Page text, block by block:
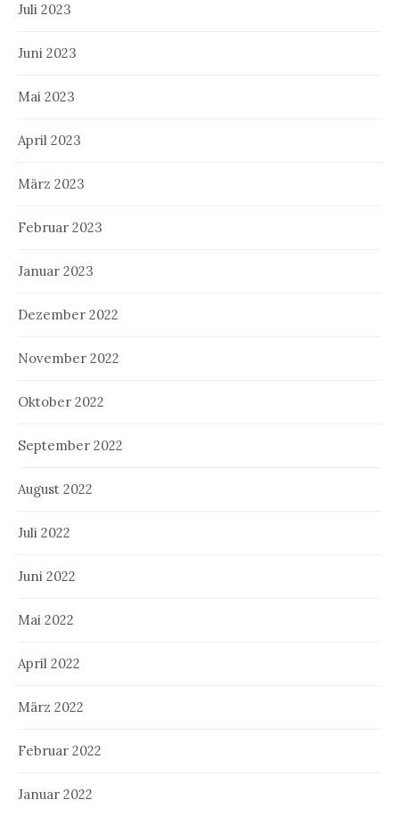
Juli 2023
Juni 2023
Mai 2023
April 2023
März 2023
Februar 2023
Januar 2023
Dezember 2022
November 2022
Oktober 2022
September 2022
August 2022
Juli 2022
Juni 2022
Mai 2022
April 2022
März 2022
Februar 2022
Januar 2022